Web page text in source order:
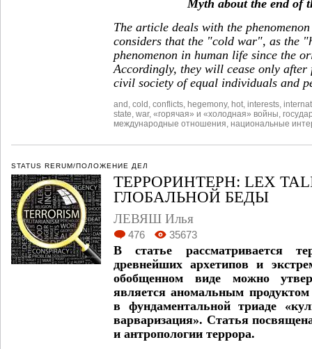
Myth about the end of
The article deals with the
considers that the "cold war", as the
phenomenon in human life since the
Accordingly, they will cease only
civil society of equal individuals and
and cold conflicts hegemony, hot interests
state war, «горячая» и «холодная» войны
международные отношения национальные
STATUS RERUM/ПОЛОЖЕНИЕ ДЕЛ
ТЕРРОРИНТЕРН: LEX
ГЛОБАЛЬНОЙ БЕДЫ
ЛЕВЯШ Илья
476 35673
В статье рассматривается
древнейших архетипов и
обобщенном виде можно
является аномальным
в фундаментальной триаде
варваризация». Статья
и антропологии террора.